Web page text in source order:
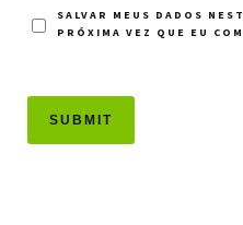
SALVAR MEUS DADOS
PRÓXIMA VEZ QUE EU